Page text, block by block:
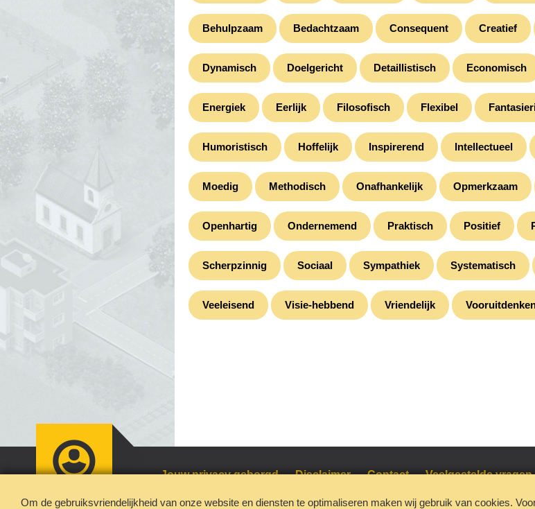
Behulpzaam Bedachtzaam Consequent Creatief
Dynamisch Doelgericht Detaillistisch Economisch
Energiek Eerlijk Filosofisch Flexibel
Humoristisch Hoffelijk Inspirerend Intellectueel
Moedig Methodisch Onafhankelijk Opmerkzaam
Openhartig Ondernemend Praktisch Positief
Scherpzinnig Sociaal Sympathiek Systematisch
Veeleisend Visie-hebbend Vriendelijk
Jouw privacy geborgd Disclaimer Contact Veelgestelde vragen
Om de gebruiksvriendelijkheid van onze website en diensten te optimaliseren maken wij gebruik van cookies.